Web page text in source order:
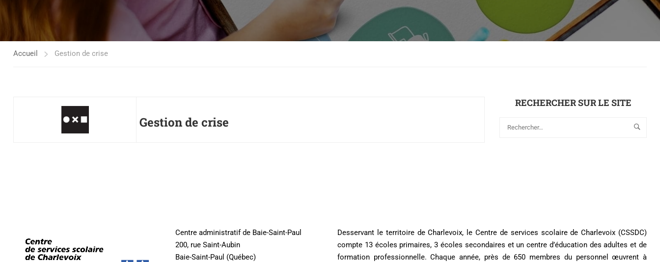
Accueil Gestion de crise
Gestion de crise
RECHERCHER SUR LE SITE
Centre administratif de Baie-Saint-Paul
200, rue Saint-Aubin
Baie-Saint-Paul (Québec)
Desservant le territoire de Charlevoix, le Centre de services scolaire de Charlevoix (CSSDC)
compte 13 écoles primaires, 3 écoles secondaires et un centre d’éducation des adultes et de
formation professionnelle. Chaque année, près de 650 membres du personnel œuvrent à